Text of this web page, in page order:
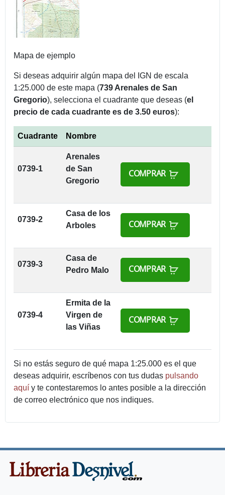
Mapa de ejemplo
Si deseas adquirir algún mapa del IGN de escala
1:25.000 de este mapa (739 Arenales de San
Gregorio), selecciona el cuadrante que deseas (el
precio de cada cuadrante es de 3.50 euros):
Cuadrante Nombre
0739-1
Arenales
de San
Gregorio
COMPRAR
0739-2
Casa de los
Arboles
COMPRAR
0739-3
Casa de
Pedro Malo
COMPRAR
0739-4
Ermita de la
Virgen de
las Viñas
COMPRAR
Si no estás seguro de qué mapa 1:25.000 es el que
deseas adquirir, escríbenos con tus dudas pulsando
aquí y te contestaremos lo antes posible a la dirección
de correo electrónico que nos indiques.